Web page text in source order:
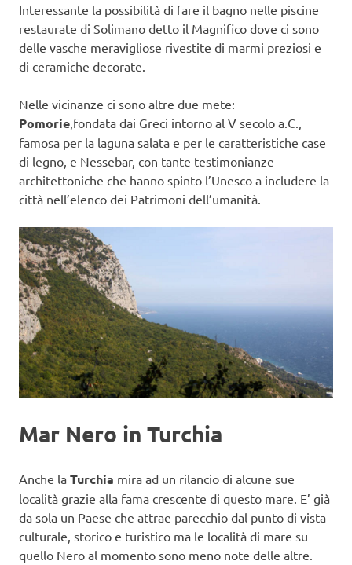
Interessante la possibilità di fare il bagno nelle piscine
restaurate di Solimano detto il Magnifico dove ci sono
delle vasche meravigliose rivestite di marmi preziosi e
di ceramiche decorate.
Nelle vicinanze ci sono altre due mete:
Pomorie,fondata dai Greci intorno al V secolo a.C.,
famosa per la laguna salata e per le caratteristiche case
di legno, e Nessebar, con tante testimonianze
architettoniche che hanno spinto l’Unesco a includere la
città nell’elenco dei Patrimoni dell’umanità.
Mar Nero in Turchia
Anche la Turchia mira ad un rilancio di alcune sue
località grazie alla fama crescente di questo mare. E’ già
da sola un Paese che attrae parecchio dal punto di vista
culturale, storico e turistico ma le località di mare su
quello Nero al momento sono meno note delle altre.